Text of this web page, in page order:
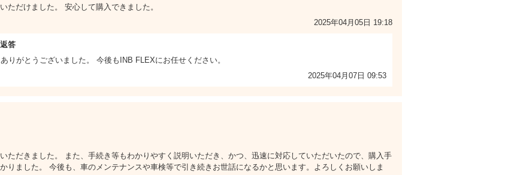
ただけました。 安心して購入できました。
2025年04月05日 19:18
答
りがとうございました。 今後もINB FLEXにお任せください。
2025年04月07日 09:53
ただきました。 また、手続き等もわかりやすく説明いただき、かつ、迅速に対応していただいたので、購入手
りました。 今後も、車のメンテナンスや車検等で引き続きお世話になるかと思います。よろしくお願いしま